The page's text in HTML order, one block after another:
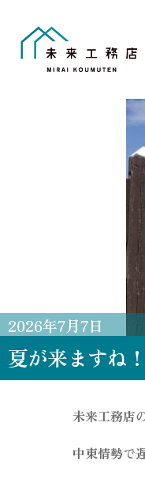
2026年7月7日
夏が来ますね！
未来工務店
中東情勢で